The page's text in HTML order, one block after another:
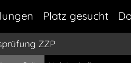
Platz gesucht
ZZP